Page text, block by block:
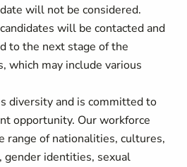
will not be considered.
will be contacted and
to the next stage of the
which may include various
diversity and is committed to
opportunity. Our workforce
range of nationalities, cultures,
gender identities, sexual